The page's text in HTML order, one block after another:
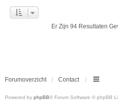
Er Zijn 94 Resultaten
Forumoverzicht Contact
Powered by phpBB® Forum Software © phpBB